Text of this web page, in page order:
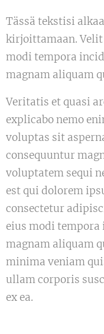
Tässä tekstisi
kirjoittamaan. Velit
modi tempora
magnam aliquam
Veritatis et quasi
explicabo nemo
voluptas sit
consequuntur
voluptatem sequi
est qui dolorem
consectetur
eius modi
magnam aliquam
minima veniam
ullam corporis
ex ea.